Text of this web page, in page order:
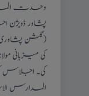
وحدت
پشاور
(گلشن
کی میزبانی
کی۔
المدارس